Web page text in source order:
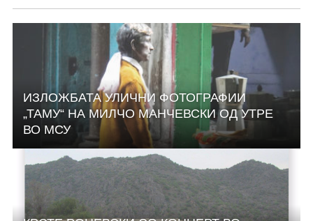
ИЗЛОЖБАТА УЛИЧНИ ФОТОГРАФИИ
„ТАМУ“ НА МИЛЧО МАНЧЕВСКИ ОД УТРЕ
ВО МСУ